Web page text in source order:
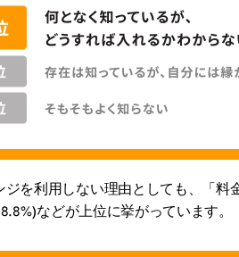
ジを利用しない理由としても、「料
などが上位に挙がっています。